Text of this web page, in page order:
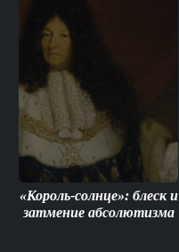
«Король-солнце»: блеск и
затмение абсолютизма